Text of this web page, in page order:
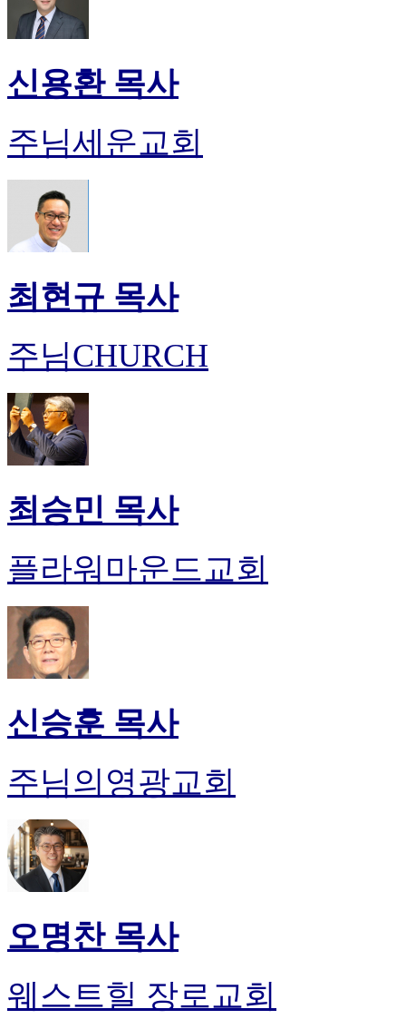
신용환 목사
주님세운교회
최현규 목사
주님CHURCH
최승민 목사
플라워마운드교회
신승훈 목사
주님의영광교회
오명찬 목사
웨스트힐 장로교회